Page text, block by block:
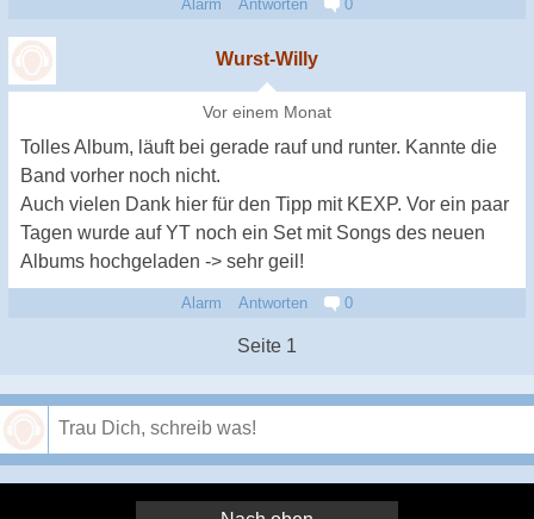
Alarm Antworten 0
Wurst-Willy
Vor einem Monat
Tolles Album, läuft bei gerade rauf und runter. Kannte die
Band vorher noch nicht.
Auch vielen Dank hier für den Tipp mit KEXP. Vor ein paar
Tagen wurde auf YT noch ein Set mit Songs des neuen
Albums hochgeladen -> sehr geil!
Alarm Antworten 0
Seite 1